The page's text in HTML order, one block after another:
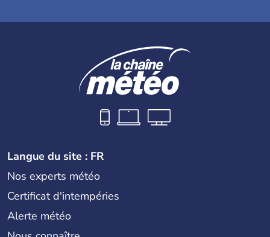
Langue du site : FR
Nos experts météo
Certificat d'intempéries
Alerte météo